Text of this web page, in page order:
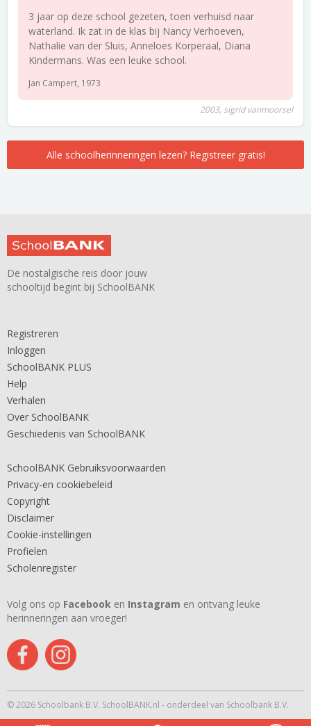
3 jaar op deze school gezeten, toen verhuisd naar
waterland. Ik zat in de klas bij Nancy Verhoeven,
Nathalie van der Sluis, Anneloes Korperaal, Diana
Kindermans. Was een leuke school.
Jan Campert, 1973
2003, sigrid vanmoorsel
Alle schoolherinneringen lezen? Registreer gratis!
De nostalgische reis door jouw
schooltijd begint bij SchoolBANK
Registreren
Inloggen
SchoolBANK PLUS
Help
Verhalen
Over SchoolBANK
Geschiedenis van SchoolBANK
SchoolBANK Gebruiksvoorwaarden
Privacy-en cookiebeleid
Copyright
Disclaimer
Cookie-instellingen
Profielen
Scholenregister
Volg ons op Facebook en Instagram en ontvang leuke
herinneringen aan vroeger!
© 2026 Schoolbank B.V. SchoolBANK.nl - onderdeel van Schoolbank B.V.